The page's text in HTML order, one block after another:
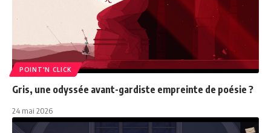
POINT'N CLICK
Gris, une odyssée avant-gardiste empreinte de poésie ?
24 mai 2026